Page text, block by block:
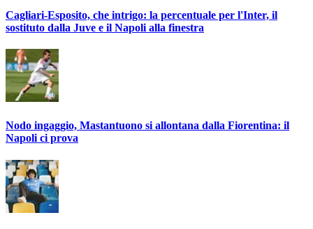
Cagliari-Esposito, che intrigo: la percentuale per l'Inter, il
sostituto dalla Juve e il Napoli alla finestra
Nodo ingaggio, Mastantuono si allontana dalla Fiorentina: il
Napoli ci prova